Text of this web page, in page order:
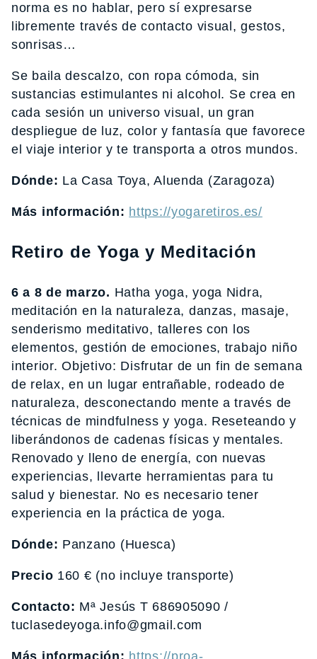
norma es no hablar, pero sí expresarse
libremente través de contacto visual, gestos,
sonrisas…
Se baila descalzo, con ropa cómoda, sin
sustancias estimulantes ni alcohol. Se crea en
cada sesión un universo visual, un gran
despliegue de luz, color y fantasía que favorece
el viaje interior y te transporta a otros mundos.
Dónde: La Casa Toya, Aluenda (Zaragoza)
Más información: https://yogaretiros.es/
Retiro de Yoga y Meditación
6 a 8 de marzo. Hatha yoga, yoga Nidra,
meditación en la naturaleza, danzas, masaje,
senderismo meditativo, talleres con los
elementos, gestión de emociones, trabajo niño
interior. Objetivo: Disfrutar de un fin de semana
de relax, en un lugar entrañable, rodeado de
naturaleza, desconectando mente a través de
técnicas de mindfulness y yoga. Reseteando y
liberándonos de cadenas físicas y mentales.
Renovado y lleno de energía, con nuevas
experiencias, llevarte herramientas para tu
salud y bienestar. No es necesario tener
experiencia en la práctica de yoga.
Dónde: Panzano (Huesca)
Precio 160 € (no incluye transporte)
Contacto: Mª Jesús T 686905090 /
tuclasedeyoga.info@gmail.com